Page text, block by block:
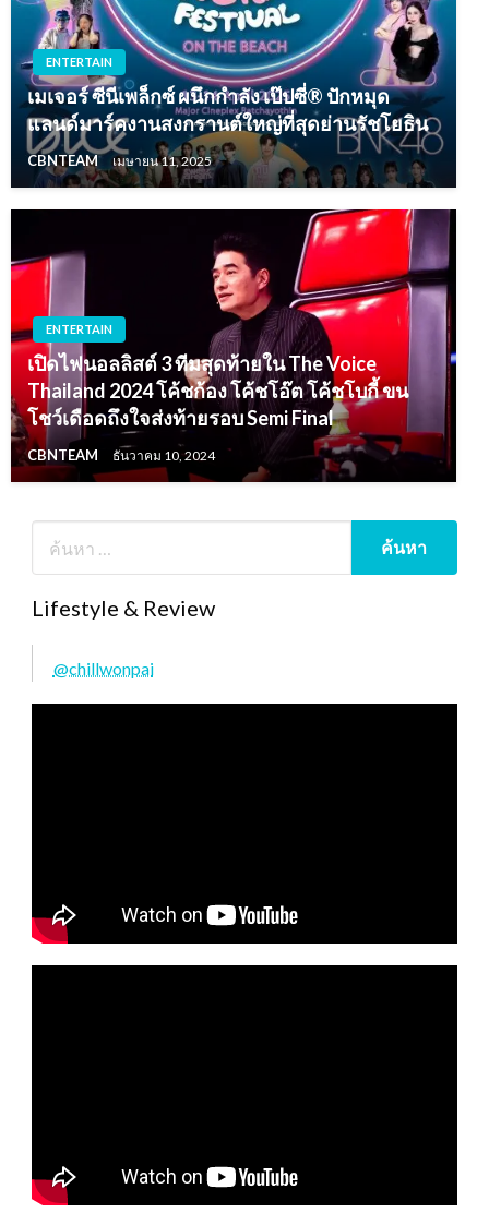
ENTERTAIN
เมเจอร์ ซีนีเพล็กซ์ ผนึกกำลัง เป๊ปซี่® ปักหมุด
แลนด์มาร์คงานสงกรานต์ใหญ่ที่สุดย่านรัชโยธิน
CBNTEAM เมษายน 11, 2025
ENTERTAIN
เปิดไฟนอลลิสต์ 3 ทีมสุดท้ายใน The Voice
Thailand 2024 โค้ชก้อง โค้ชโอ๊ต โค้ชโบกี้ ขน
โชว์เดือดถึงใจส่งท้ายรอบ Semi Final
CBNTEAM ธันวาคม 10, 2024
Lifestyle & Review
@chillwonpai